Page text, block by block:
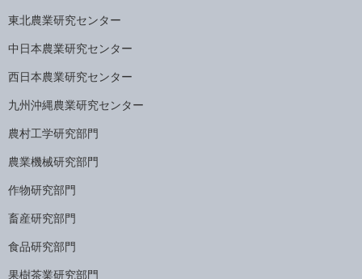
東北農業研究センター
中日本農業研究センター
西日本農業研究センター
九州沖縄農業研究センター
農村工学研究部門
農業機械研究部門
作物研究部門
畜産研究部門
食品研究部門
果樹茶業研究部門